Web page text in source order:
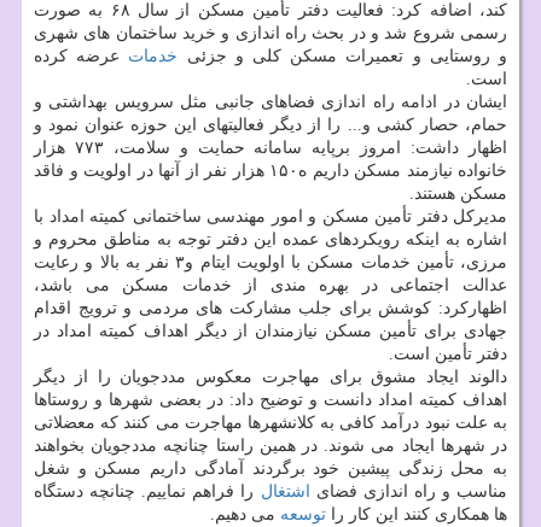
کند، اضافه کرد: فعالیت دفتر تأمین مسکن از سال ۶۸ به صورت
رسمی شروع شد و در بحث راه اندازی و خرید ساختمان های شهری
و روستایی و تعمیرات مسکن کلی و جزئی خدمات عرضه کرده
است.
ایشان در ادامه راه اندازی فضاهای جانبی مثل سرویس بهداشتی و
حمام، حصار کشی و... را از دیگر فعالیتهای این حوزه عنوان نمود و
اظهار داشت: امروز برپایه سامانه حمایت و سلامت، ۷۷۳ هزار
خانواده نیازمند مسکن داریم ه۱۵۰ هزار نفر از آنها در اولویت و فاقد
مسکن هستند.
مدیرکل دفتر تأمین مسکن و امور مهندسی ساختمانی کمیته امداد با
اشاره به اینکه رویکردهای عمده این دفتر توجه به مناطق محروم و
مرزی، تأمین خدمات مسکن با اولویت ایتام و۳ نفر به بالا و رعایت
عدالت اجتماعی در بهره مندی از خدمات مسکن می باشد،
اظهارکرد: کوشش برای جلب مشارکت های مردمی و ترویج اقدام
جهادی برای تأمین مسکن نیازمندان از دیگر اهداف کمیته امداد در
دفتر تأمین است.
دالوند ایجاد مشوق برای مهاجرت معکوس مددجویان را از دیگر
اهداف کمیته امداد دانست و توضیح داد: در بعضی شهرها و روستاها
به علت نبود درآمد کافی به کلانشهرها مهاجرت می کنند که معضلاتی
در شهرها ایجاد می شوند. در همین راستا چنانچه مددجویان بخواهند
به محل زندگی پیشین خود برگردند آمادگی داریم مسکن و شغل
مناسب و راه اندازی فضای
اشتغال را فراهم نماییم. چنانچه دستگاه
ها همکاری کنند این کار را توسعه می دهیم.